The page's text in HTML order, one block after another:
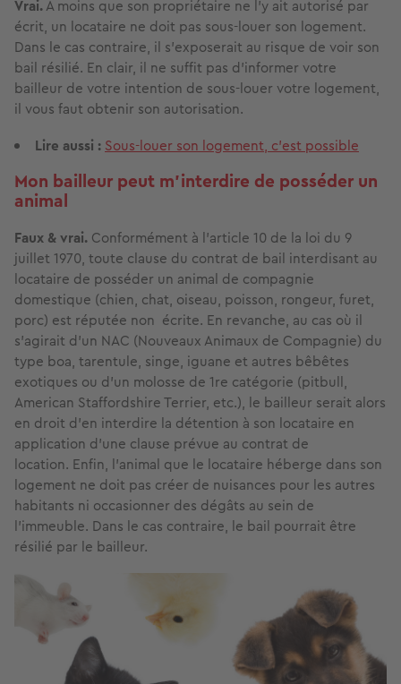
Vrai.À moins que son propriétaire ne l’y ait autorisé par
écrit, un locataire ne doit pas sous-louer son logement.
Dans le cas contraire, il s’exposerait au risque de voir son
bail résilié. En clair, il ne suffit pas d’informer votre
bailleur de votre intention de sous-louer votre logement,
il vous faut obtenir son autorisation.
Lire aussi : Sous-louer son logement, c'est possible
Mon bailleur peut m’interdire de posséder un
animal
Faux & vrai. Conformément à l’article 10 de la loi du 9
juillet 1970, toute clause du contrat de bail interdisant au
locataire de posséder un animal de compagnie
domestique (chien, chat, oiseau, poisson, rongeur, furet,
porc) est réputée non écrite. En revanche, au cas où il
s’agirait d’un NAC (Nouveaux Animaux de Compagnie) du
type boa, tarentule, singe, iguane et autres bêbêtes
exotiques ou d’un molosse de 1re catégorie (pitbull,
American Staffordshire Terrier, etc.), le bailleur serait alors
en droit d’en interdire la détention à son locataire en
application d’une clause prévue au contrat de
location. Enfin, l’animal que le locataire héberge dans son
logement ne doit pas créer de nuisances pour les autres
habitants ni occasionner des dégâts au sein de
l'immeuble. Dans le cas contraire, le bail pourrait être
résilié par le bailleur.